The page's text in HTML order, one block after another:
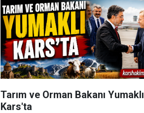
Tarım ve Orman Bakanı Yumaklı
Kars'ta